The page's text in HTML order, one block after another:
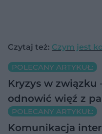
Czytaj też: Czym jest
POLECANY ARTYKUŁ:
Kryzys w związku
odnowić więź z
POLECANY ARTYKUŁ:
Komunikacja